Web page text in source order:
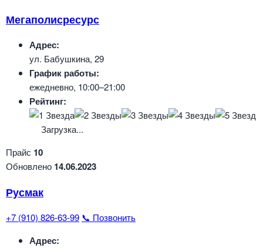
Мегаполисресурс
Адрес:
ул. Бабушкина, 29
График работы:
ежедневно, 10:00–21:00
Рейтинг:
Загрузка...
Прайс 10
Обновлено 14.06.2023
Русмак
+7 (910) 826-63-99 📞 Позвонить
Адрес: